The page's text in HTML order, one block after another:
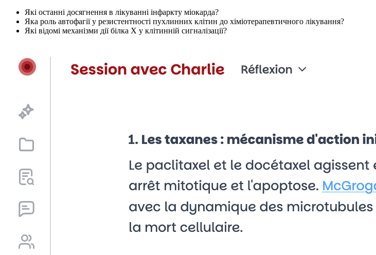
Які останні досягнення в лікуванні інфаркту міокарда?
Яка роль автофагії у резистентності пухлинних клітин до хіміотерапевтичного лікування?
Які відомі механізми дії білка X у клітинній сигналізації?